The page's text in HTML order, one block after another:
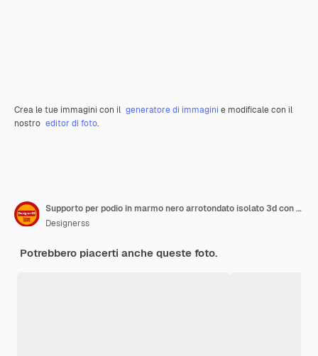
Crea le tue immagini con il generatore di immagini e modificale con il
nostro editor di foto.
Supporto per podio in marmo nero arrotondato isolato 3d con scena di vista frontale con anello dorato
Designerss
Potrebbero piacerti anche queste foto.